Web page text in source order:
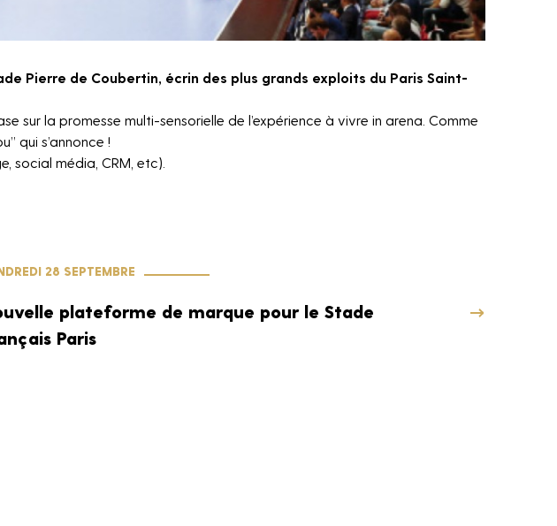
Pierre de Coubertin, écrin des plus grands exploits du Paris Saint-
sur la promesse multi-sensorielle de l’expérience à vivre in arena. Comme
qui s’annonce !
social média, CRM, etc).
28 SEPTEMBRE
plateforme de marque pour le Stade
Paris